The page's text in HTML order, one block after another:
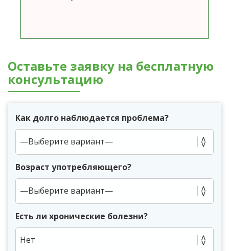
Оставьте заявку на бесплатную
консультацию
Как долго наблюдается проблема?
Возраст употребляющего?
Есть ли хронические болезни?
Нет